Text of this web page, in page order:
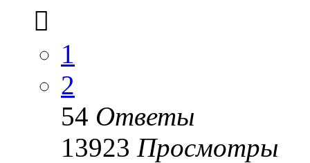
1
2
54 Ответы
13923 Просмотры